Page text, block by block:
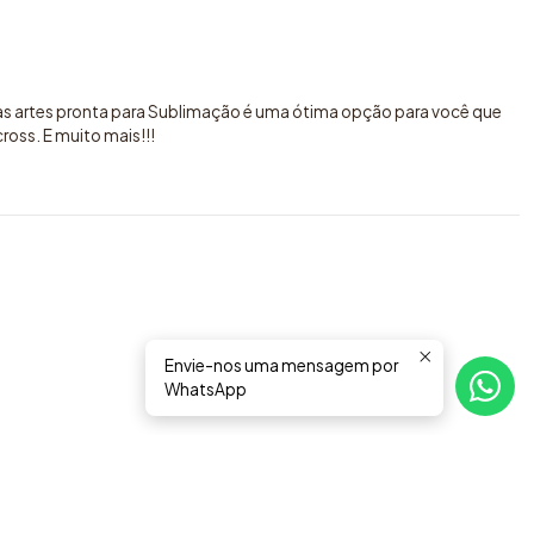
artes pronta para Sublimação é uma ótima opção para você que
E muito mais!!!
Envie-nos uma mensagem por
WhatsApp